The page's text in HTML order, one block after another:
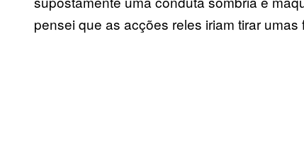
pensei que as acções reles iriam tirar